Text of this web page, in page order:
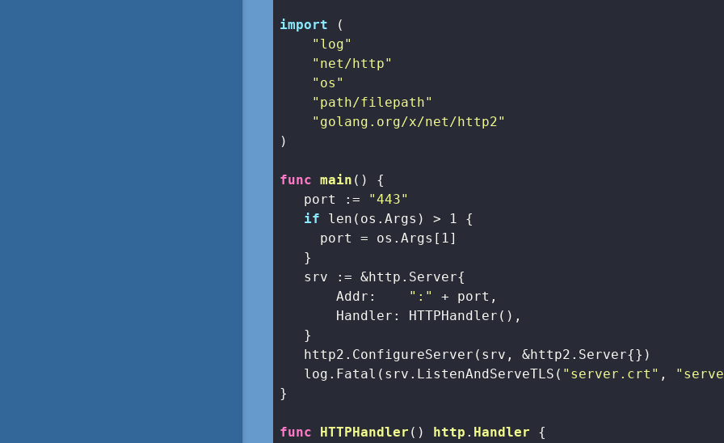
import (
"log"
"net/http"
"os"
"path/filepath"
"golang.org/x/net/http2"
)
func main ()
{
   port :=
"443"
if
len (os.Args) > 1 {
     port = os.Args[
1]
   }
   srv := &http.Server{
       Addr:
":"
+ port,
       Handler: HTTPHandler(),
   }
   http2.ConfigureServer(srv, &http2.Server{})
   log.Fatal(srv.ListenAndServeTLS(
"server.crt" ,
}
func HTTPHandler () http . Handler {